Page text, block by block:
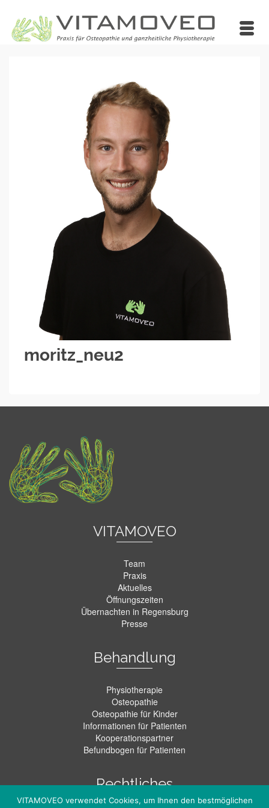
moritz_neu2
VITAMOVEO
Team
Praxis
Aktuelles
Öffnungszeiten
Übernachten in Regensburg
Presse
Behandlung
Physiotherapie
Osteopathie
Osteopathie für Kinder
Informationen für Patienten
Kooperationspartner
Befundbogen für Patienten
Rechtliches
VITAMOVEO verwendet Cookies, um Ihnen den bestmöglichen